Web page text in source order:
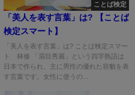
ことば検定
「美人を表す言葉」は? 【ことば
検定スマート】
「美人を表す言葉」は? ことば検定スマー
ト 林修 「眉目秀麗」という四字熟語は
日本で作られ、主に男性の優れた容貌を表
す言葉です。女性に使うの...